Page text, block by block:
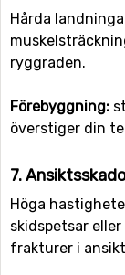
Hårda
ryggraden.
Förebyggning:
överstiger din
7.
Höga
skidspetsar
frakturer i